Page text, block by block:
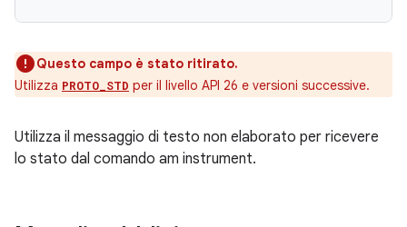
Questo campo è stato ritirato.
Utilizza PROTO_STD per il livello API 26 e versioni successive.
Utilizza il messaggio di testo non elaborato per ricevere
lo stato dal comando am instrument.